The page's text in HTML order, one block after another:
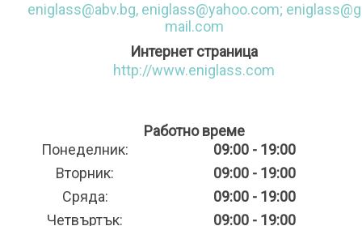
eniglass@abv.bg, eniglass@yahoo.com; eniglass@g
mail.com
Интернет страница
http://www.eniglass.com
Работно време
Понеделник:
09:00 - 19:00
Вторник:
09:00 - 19:00
Сряда:
09:00 - 19:00
Четвъртък:
09:00 - 19:00